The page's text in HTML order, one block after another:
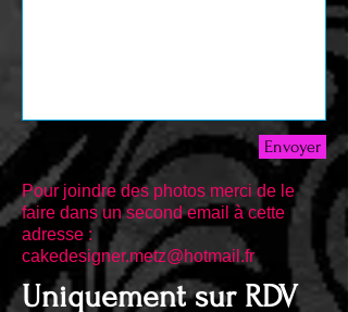
Uniquement sur RDV
Pour joindre des photos merci de le
faire dans un second email à cette
adresse :
cakedesigner.metz@hotmail.fr
Envoyer